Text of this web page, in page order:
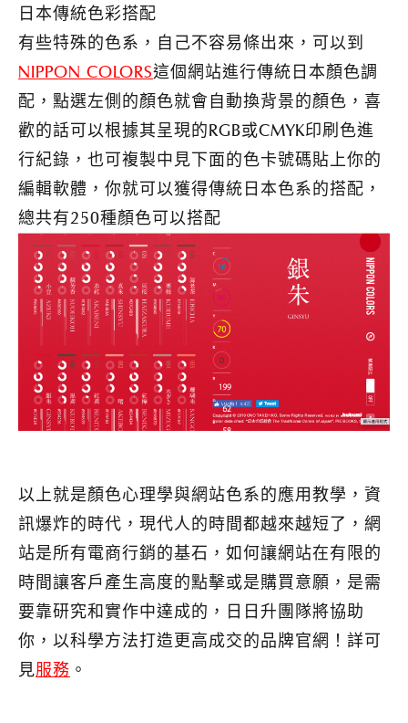
日本傳統色彩搭配
有些特殊的色系，自己不容易條出來，可以到
NIPPON COLORS這個網站進行傳統日本顏色調
配，點選左側的顏色就會自動換背景的顏色，喜
歡的話可以根據其呈現的RGB或CMYK印刷色進
行紀錄，也可複製中見下面的色卡號碼貼上你的
編輯軟體，你就可以獲得傳統日本色系的搭配，
總共有250種顏色可以搭配
以上就是顏色心理學與網站色系的應用教學，資
訊爆炸的時代，現代人的時間都越來越短了，網
站是所有電商行銷的基石，如何讓網站在有限的
時間讓客戶產生高度的點擊或是購買意願，是需
要靠研究和實作中達成的，日日升團隊將協助
你，以科學方法打造更高成交的品牌官網！詳可
見服務 。